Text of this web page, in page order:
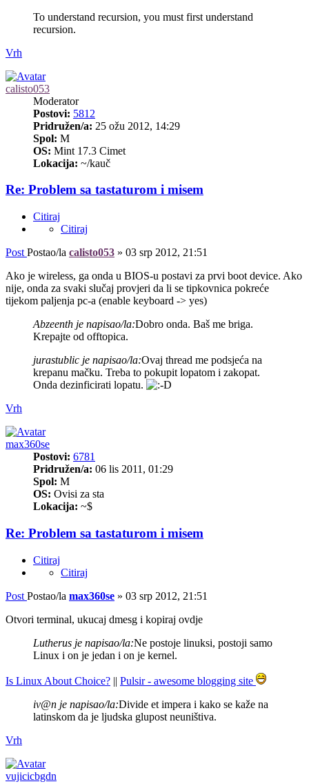
To understand recursion, you must first understand
recursion.
Vrh
calisto053
Moderator
Postovi: 5812
Pridružen/a: 25 ožu 2012, 14:29
Spol: M
OS: Mint 17.3 Cimet
Lokacija: ~/kauč
Re: Problem sa tastaturom i misem
Citiraj
Citiraj
Post Postao/la calisto053 » 03 srp 2012, 21:51
Ako je wireless, ga onda u BIOS-u postavi za prvi boot device. Ako
nije, onda za svaki slučaj provjeri da li se tipkovnica pokreće
tijekom paljenja pc-a (enable keyboard -> yes)
Abzeenth je napisao/la:Dobro onda. Baš me briga.
Krepajte od offtopica.
jurastublic je napisao/la:Ovaj thread me podsjeća na
krepanu mačku. Treba to pokupit lopatom i zakopat.
Onda dezinficirati lopatu.
Vrh
max360se
Postovi: 6781
Pridružen/a: 06 lis 2011, 01:29
Spol: M
OS: Ovisi za sta
Lokacija: ~$
Re: Problem sa tastaturom i misem
Citiraj
Citiraj
Post Postao/la max360se » 03 srp 2012, 21:51
Otvori terminal, ukucaj dmesg i kopiraj ovdje
Lutherus je napisao/la:Ne postoje linuksi, postoji samo
Linux i on je jedan i on je kernel.
Is Linux About Choice? || Pulsir - awesome blogging site
iv@n je napisao/la:Divide et impera i kako se kaže na
latinskom da je ljudska glupost neuništiva.
Vrh
vujicicbgdn